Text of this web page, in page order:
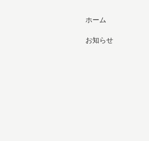
ホーム
お知らせ